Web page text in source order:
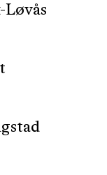
Løvås